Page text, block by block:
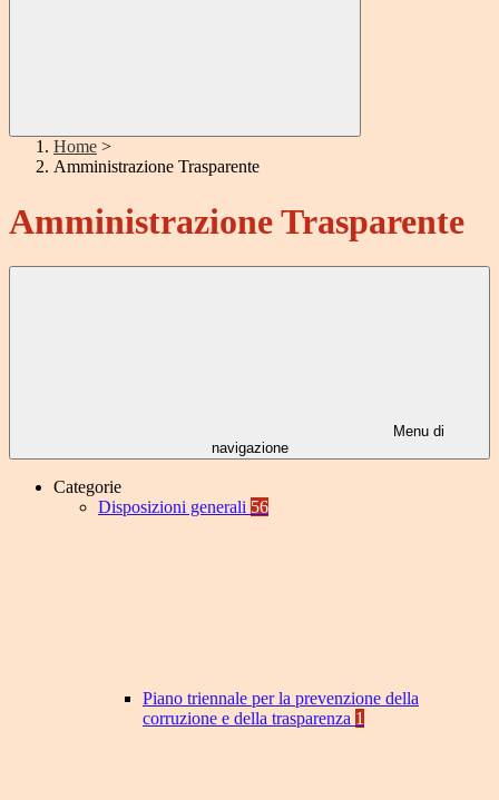
Home >
Amministrazione Trasparente
Amministrazione Trasparente
Menu di
navigazione
Categorie
Disposizioni generali 56
Piano triennale per la prevenzione della
corruzione e della trasparenza 1